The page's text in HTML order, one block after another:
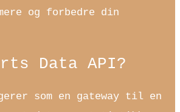
og forbedre din
Data API?
som en gateway til en